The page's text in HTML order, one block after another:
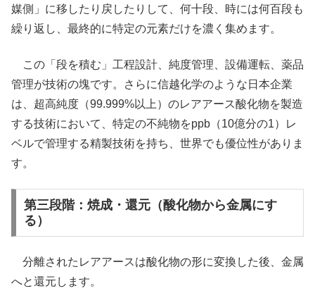
媒側」に移したり戻したりして、何十段、時には何百段も
繰り返し、最終的に特定の元素だけを濃く集めます。
この「段を積む」工程設計、純度管理、設備運転、薬品
管理が技術の塊です。さらに信越化学のような日本企業
は、超高純度（99.999%以上）のレアアース酸化物を製造
する技術において、特定の不純物をppb（10億分の1）レ
ベルで管理する精製技術を持ち、世界でも優位性がありま
す。
第三段階：焼成・還元（酸化物から金属にす
る）
分離されたレアアースは酸化物の形に変換した後、金属
へと還元します。